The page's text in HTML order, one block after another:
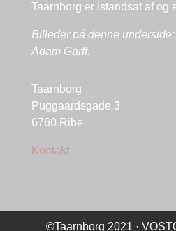
Taarnborg er istandsat af og
Billeder på denne
Adam Garff.
Taarnborg
Puggaardsgade 3
6760 Ribe
Kontakt
©Taarnborg 2021 ·